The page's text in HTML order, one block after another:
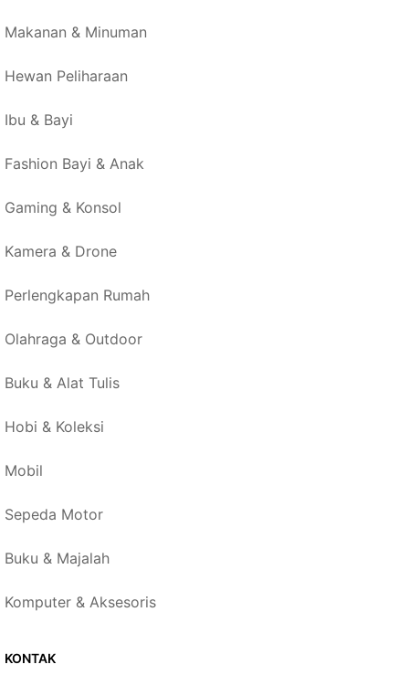
Makanan & Minuman
Hewan Peliharaan
Ibu & Bayi
Fashion Bayi & Anak
Gaming & Konsol
Kamera & Drone
Perlengkapan Rumah
Olahraga & Outdoor
Buku & Alat Tulis
Hobi & Koleksi
Mobil
Sepeda Motor
Buku & Majalah
Komputer & Aksesoris
KONTAK